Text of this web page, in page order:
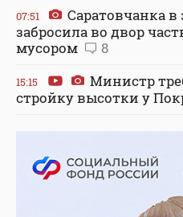
07:51
Саратовчанка в
забросила во двор
мусором
8
15:15
Министр
стройку высотки у